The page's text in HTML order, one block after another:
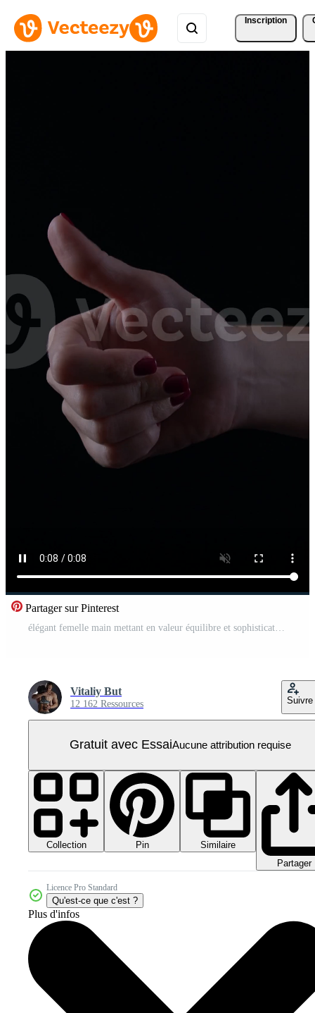
Inscription
Partager sur Pinterest
Vitaliy But
12 162 Ressources Suivre
Gratuit avec EssaiAucune attribution requise
Collection Pin
Similaire
Partager
Licence Pro Standard
Qu'est-ce que c'est ?
Plus d'infos